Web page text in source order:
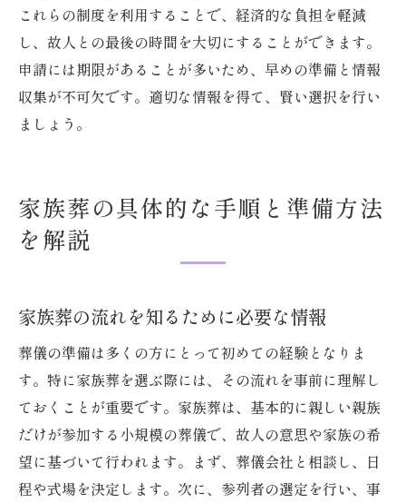
これらの制度を利用することで、経済的な負担を軽減
し、故人との最後の時間を大切にすることができます。
申請には期限があることが多いため、早めの準備と情報
収集が不可欠です。適切な情報を得て、賢い選択を行い
ましょう。
家族葬の具体的な手順と準備方法
を解説
家族葬の流れを知るために必要な情報
葬儀の準備は多くの方にとって初めての経験となりま
す。特に家族葬を選ぶ際には、その流れを事前に理解し
ておくことが重要です。家族葬は、基本的に親しい親族
だけが参加する小規模の葬儀で、故人の意思や家族の希
望に基づいて行われます。まず、葬儀会社と相談し、日
程や式場を決定します。次に、参列者の選定を行い、事